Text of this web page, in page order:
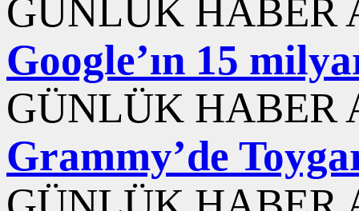
GÜNLÜK HABER
Google’ın 15
GÜNLÜK HABER
Grammy’de